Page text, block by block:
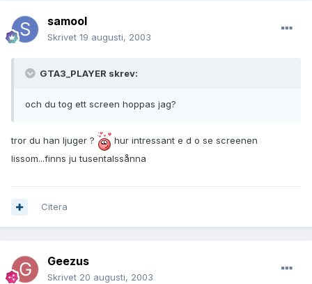
samool
Skrivet 19 augusti, 2003
GTA3_PLAYER skrev:
och du tog ett screen hoppas jag?
tror du han ljuger ?
hur intressant e d o se screenen
lissom...finns ju tusentalssånna
Citera
Geezus
Skrivet 20 augusti, 2003